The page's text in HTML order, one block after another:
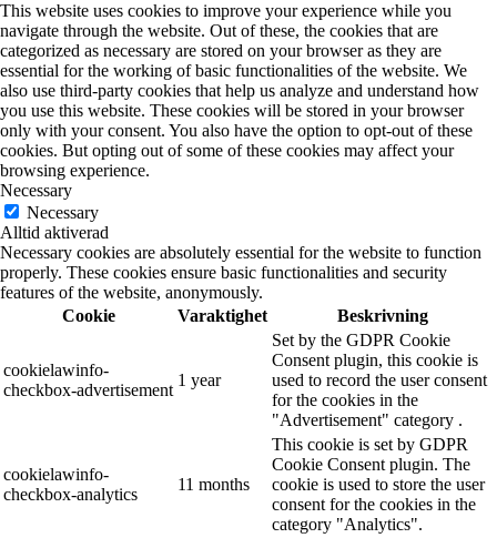
This website uses cookies to improve your experience while you
navigate through the website. Out of these, the cookies that are
categorized as necessary are stored on your browser as they are
essential for the working of basic functionalities of the website. We
also use third-party cookies that help us analyze and understand how
you use this website. These cookies will be stored in your browser
only with your consent. You also have the option to opt-out of these
cookies. But opting out of some of these cookies may affect your
browsing experience.
Necessary
Necessary
Alltid aktiverad
Necessary cookies are absolutely essential for the website to function
properly. These cookies ensure basic functionalities and security
features of the website, anonymously.
Cookie
Varaktighet Beskrivning
cookielawinfo-
checkbox-advertisement
1 year
Set by the GDPR Cookie
Consent plugin, this cookie is
used to record the user consent
for the cookies in the
"Advertisement" category .
cookielawinfo-
checkbox-analytics
11 months
This cookie is set by GDPR
Cookie Consent plugin. The
cookie is used to store the user
consent for the cookies in the
category "Analytics".